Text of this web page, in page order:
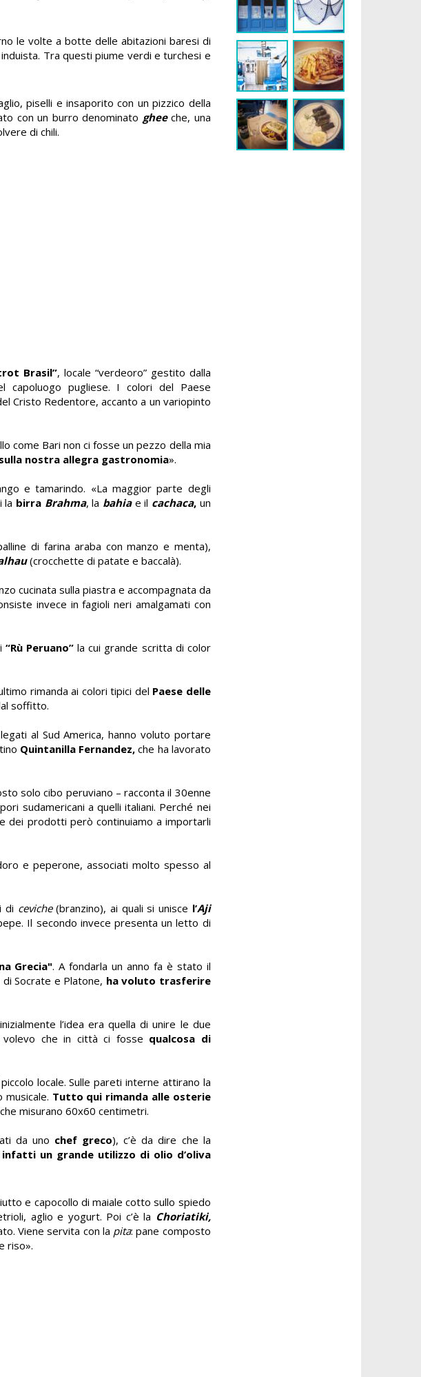
le volte a botte delle abitazioni baresi di
Tra questi piume verdi e turchesi e
piselli e insaporito con un pizzico della
con un burro denominato gheeche, una
di chili.
Brasil”, locale “verdeoro” gestito dalla
capoluogo pugliese. I colori del Paese
Cristo Redentore, accanto a un variopinto
come Bari non ci fosse un pezzo della mia
nostra allegra gastronomia».
e tamarindo. «La maggior parte degli
la birra Brahma, la bahia e il cachaca, un
di farina araba con manzo e menta),
(crocchette di patate e baccalà).
cucinata sulla piastra e accompagnata da
invece in fagioli neri amalgamati con
“Rù Peruano” la cui grande scritta di color
rimanda ai colori tipici del Paese delle
soffitto.
al Sud America, hanno voluto portare
Quintanilla Fernandez, che ha lavorato
solo cibo peruviano – racconta il 30enne
sudamericani a quelli italiani. Perché nei
dei prodotti però continuiamo a importarli
e peperone, associati molto spesso al
di ceviche(branzino), ai quali si unisce l’Aji
Il secondo invece presenta un letto di
Grecia". A fondarla un anno fa è stato il
Socrate e Platone, ha voluto trasferire
l’idea era quella di unire le due
volevo che in città ci fosse qualcosa di
locale. Sulle pareti interne attirano la
Tutto qui rimanda alle osterie
misurano 60x60 centimetri.
da uno chef greco), c’è da dire che la
infatti un grande utilizzo di olio d’oliva
e capocollo di maiale cotto sullo spiedo
aglio e yogurt. Poi c’è la Choriatiki,
Viene servita con la pita: pane composto
riso».